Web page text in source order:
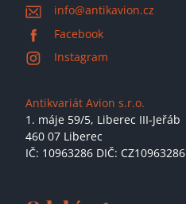
info@antikavion.cz
Facebook
Instagram
Antikvariát Avion s.r.o.
1. máje 59/5, Liberec III-Jeřáb
460 07 Liberec
IČ: 10963286 DIČ: CZ10963286